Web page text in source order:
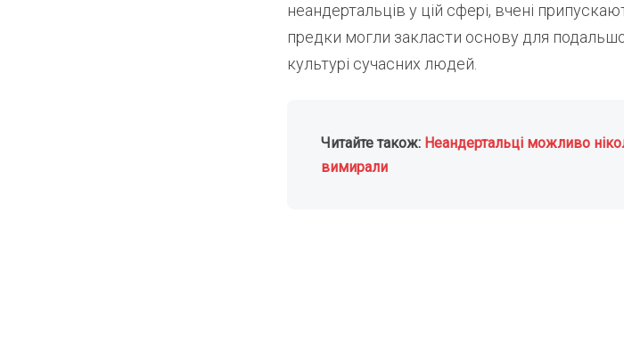
неандертальців у цій сфері, вчені
предки могли закласти основу для
культурі сучасних людей.
Читайте також: Неандертальці можливо
вимирали